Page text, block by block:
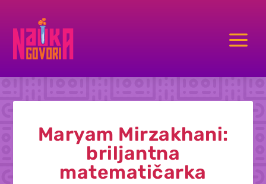
a
Maryam Mirzakhani:
briljantna
matematičarka